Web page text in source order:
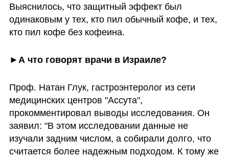
Выяснилось, что защитный эффект был
одинаковым у тех, кто пил обычный кофе, и тех,
кто пил кофе без кофеина.
►А что говорят врачи в Израиле?
Проф. Натан Глук, гастроэнтеролог из сети
медицинских центров "Ассута",
прокомментировал выводы исследования. Он
заявил: "В этом исследовании данные не
изучали задним числом, а собирали долго, что
считается более надежным подходом. К тому же